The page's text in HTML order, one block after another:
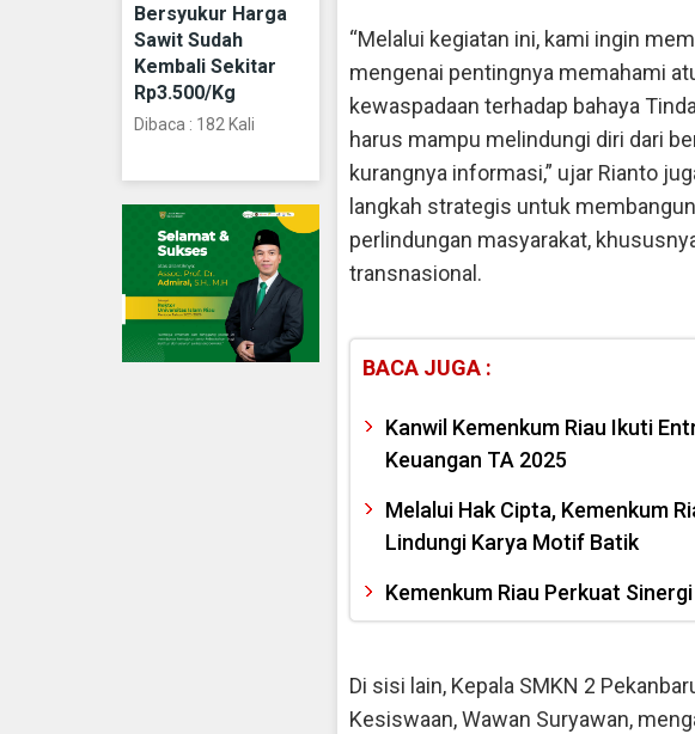
Bersyukur Harga
Sawit Sudah
Kembali Sekitar
Rp3.500/Kg
Dibaca : 182 Kali
“Melalui kegiatan ini, kami ingin
mengenai pentingnya memahami
kewaspadaan terhadap bahaya
harus mampu melindungi diri dari
kurangnya informasi,” ujar Rianto
langkah strategis untuk
perlindungan masyarakat,
transnasional.
BACA JUGA :
Kanwil Kemenkum Riau Ikuti
Keuangan TA 2025
Melalui Hak Cipta, Kemenkum
Lindungi Karya Motif Batik
Kemenkum Riau Perkuat
Di sisi lain, Kepala SMKN 2
Kesiswaan, Wawan Suryawan,